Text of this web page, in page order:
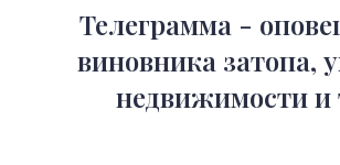
Телеграмма -
виновника затопа,
недвижимости и